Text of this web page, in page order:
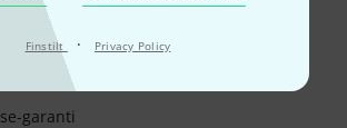
Finstilt · Privacy Policy
sak-experter
garanti